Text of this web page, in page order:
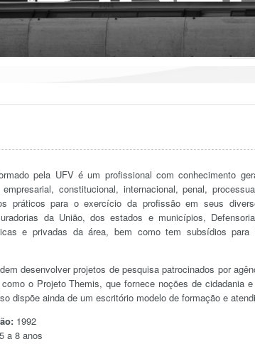
pela UFV é um profissional com conhecimento
constitucional, internacional, penal,
práticos para o exercício da profissão em seus
da União, dos estados e municípios,
e privadas da área, bem como tem subsídios
desenvolver projetos de pesquisa patrocinados por
o Projeto Themis, que fornece noções de cidadania
dispõe ainda de um escritório modelo de formação e
1992
a 8 anos